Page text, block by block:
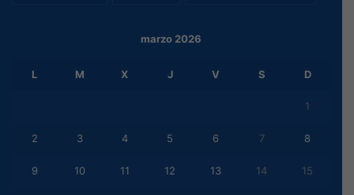
marzo 2026
L M X J V S D
1
2 3 4 5 6 7 8
9 10 11 12 13 14 15